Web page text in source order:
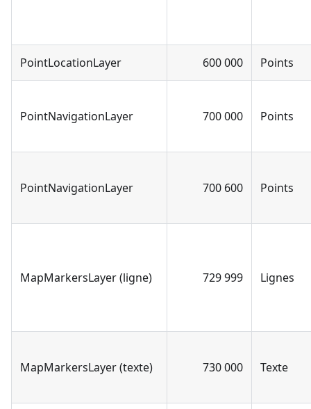
PointLocationLayer 600 000 Points
PointNavigationLayer 700 000 Points
PointNavigationLayer 700 600 Points
MapMarkersLayer (ligne) 729 999 Lignes
MapMarkersLayer (texte) 730 000 Texte